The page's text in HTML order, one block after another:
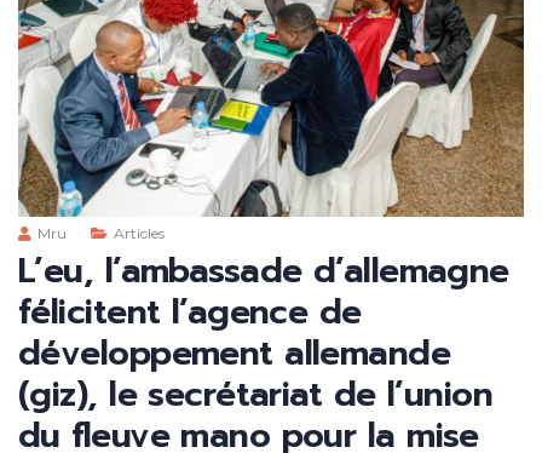
Mru Articles
L’eu, l’ambassade d’allemagne
félicitent l’agence de
développement allemande
(giz), le secrétariat de l’union
du fleuve mano pour la mise